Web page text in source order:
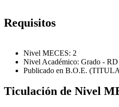
Requisitos
Nivel MECES: 2
Nivel Académico: Grado -
Publicado en B.O.E.
Ticulación de Nivel